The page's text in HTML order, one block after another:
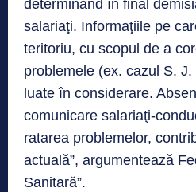
determinând în final
salariaţi. Informaţiile pe
teritoriu, cu scopul de a
problemele (ex. cazul S.
luate în considerare.
comunicare salariaţi-
ratarea problemelor,
actuală”, argumentează
Sanitară”.